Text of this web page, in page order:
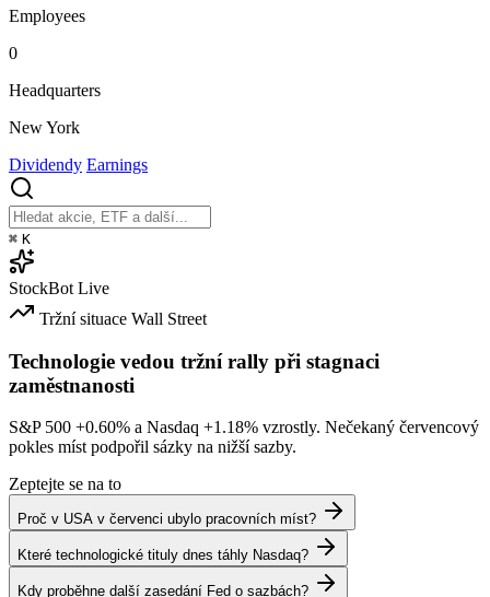
Employees
0
Headquarters
New York
Dividendy Earnings
⌘ K
StockBot Live
Tržní situace Wall Street
Technologie vedou tržní rally při stagnaci
zaměstnanosti
S&P 500 +0.60% a Nasdaq +1.18% vzrostly. Nečekaný červencový
pokles míst podpořil sázky na nižší sazby.
Zeptejte se na to
Proč v USA v červenci ubylo pracovních míst?
Které technologické tituly dnes táhly Nasdaq?
Kdy proběhne další zasedání Fed o sazbách?